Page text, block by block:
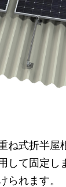
ね式折半屋
して固定し
られます。